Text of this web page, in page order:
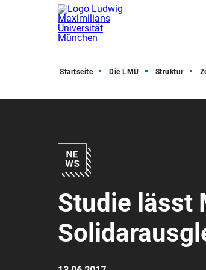
Startseite Die LMU Struktur
Studie lässt